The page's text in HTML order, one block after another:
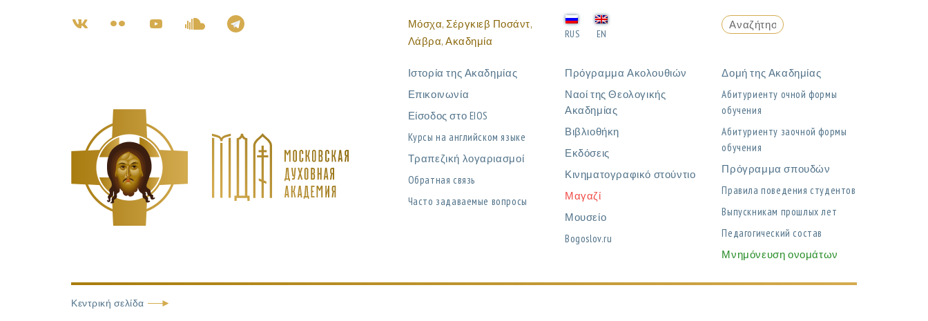
Μόσχα, Σέργκιεβ Ποσάντ,
Λάβρα, Ακαδημία
RUS EN
Ιστορία της Ακαδημίας
Επικοινωνία
Είσοδος στο EIOS
Курсы на английском языке
Τραπεζική λογαριασμοί
Обратная связь
Часто задаваемые вопросы
Πρόγραμμα Ακολουθιών
Ναοί της Θεολογικής
Ακαδημίας
Βιβλιοθήκη
Εκδόσεις
Κινηματογραφικό στούντιο
Μαγαζί
Μουσείο
Bogoslov.ru
Δομή της Ακαδημίας
Абитуриенту очной формы
обучения
Абитуриенту заочной формы
обучения
Πρόγραμμα σπουδών
Правила поведения студентов
Выпускникам прошлых лет
Педагогический состав
Μνημόνευση ονομάτων
Κεντρική σελίδα